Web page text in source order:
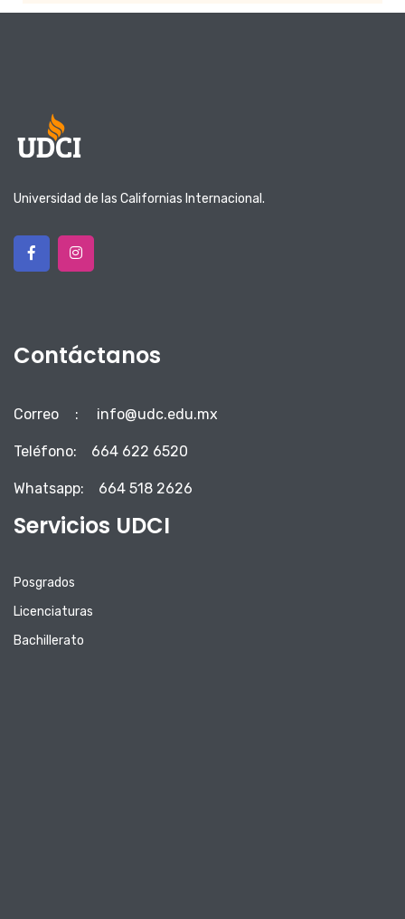
Universidad de las Californias Internacional.
Contáctanos
Correo : info@udc.edu.mx
Teléfono: 664 622 6520
Whatsapp: 664 518 2626
Servicios UDCI
Posgrados
Licenciaturas
Bachillerato